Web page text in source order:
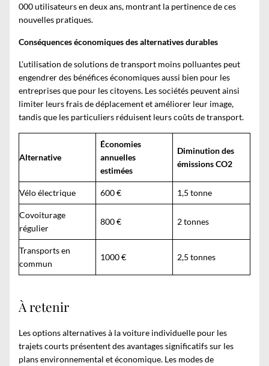
000 utilisateurs en deux ans, montrant la pertinence de ces
nouvelles pratiques.
Conséquences économiques des alternatives durables
L’utilisation de solutions de transport moins polluantes peut
engendrer des bénéfices économiques aussi bien pour les
entreprises que pour les citoyens. Les sociétés peuvent ainsi
limiter leurs frais de déplacement et améliorer leur image,
tandis que les particuliers réduisent leurs coûts de transport.
Alternative
Économies
annuelles
estimées
Diminution des
émissions CO2
Vélo électrique 600 € 1,5 tonne
Covoiturage
régulier
800 € 2 tonnes
Transports en
commun
1000 € 2,5 tonnes
À retenir
Les options alternatives à la voiture individuelle pour les
trajets courts présentent des avantages significatifs sur les
plans environnemental et économique. Les modes de